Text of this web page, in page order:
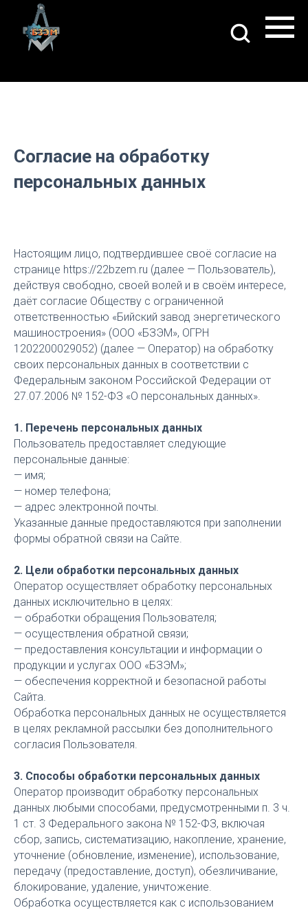
Согласие на обработку
персональных данных
Настоящим лицо, подтвердившее своё согласие на
странице https://22bzem.ru (далее — Пользователь),
действуя свободно, своей волей и в своём интересе,
даёт согласие Обществу с ограниченной
ответственностью «Бийский завод энергетического
машиностроения» (ООО «БЗЭМ», ОГРН
1202200029052) (далее — Оператор) на обработку
своих персональных данных в соответствии с
Федеральным законом Российской Федерации от
27.07.2006 № 152-ФЗ «О персональных данных».
1. Перечень персональных данных
Пользователь предоставляет следующие
персональные данные:
— имя;
— номер телефона;
— адрес электронной почты.
Указанные данные предоставляются при заполнении
формы обратной связи на Сайте.
2. Цели обработки персональных данных
Оператор осуществляет обработку персональных
данных исключительно в целях:
— обработки обращения Пользователя;
— осуществления обратной связи;
— предоставления консультации и информации о
продукции и услугах ООО «БЗЭМ»;
— обеспечения корректной и безопасной работы
Сайта.
Обработка персональных данных не осуществляется
в целях рекламной рассылки без дополнительного
согласия Пользователя.
3. Способы обработки персональных данных
Оператор производит обработку персональных
данных любыми способами, предусмотренными п. 3 ч.
1 ст. 3 Федерального закона № 152-ФЗ, включая
сбор, запись, систематизацию, накопление, хранение,
уточнение (обновление, изменение), использование,
передачу (предоставление, доступ), обезличивание,
блокирование, удаление, уничтожение.
Обработка осуществляется как с использованием